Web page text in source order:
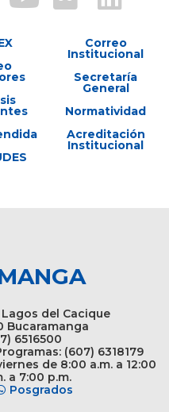
Correo
Institucional
Secretaría
General
Normatividad
Acreditación
Institucional
del Cacique
Bucaramanga
6516500
(607) 6318179
de 8:00 a.m. a 12:00
a 7:00 p.m.
Posgrados